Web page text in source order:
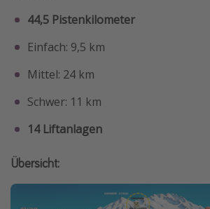
44,5 Pistenkilometer
Einfach: 9,5 km
Mittel: 24 km
Schwer: 11 km
14 Liftanlagen
Übersicht: